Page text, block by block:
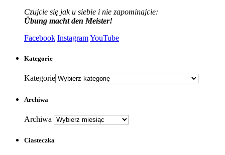
Czujcie się jak u siebie i nie zapominajcie:
Übung macht den Meister!
Facebook InstagramYouTube
Kategorie
Kategorie
Archiwa
Archiwa
Ciasteczka